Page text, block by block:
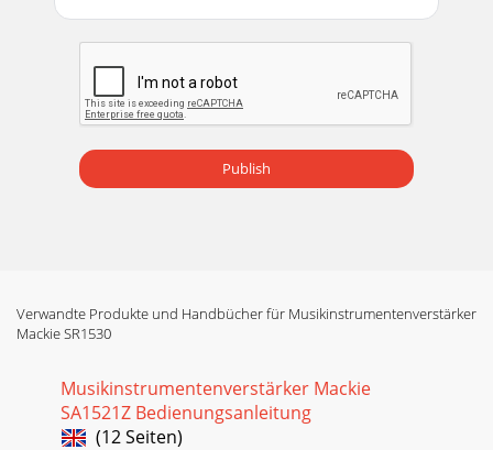
Publish
Verwandte Produkte und Handbücher für Musikinstrumentenverstärker
Mackie SR1530
Musikinstrumentenverstärker Mackie
SA1521Z Bedienungsanleitung
(12 Seiten)